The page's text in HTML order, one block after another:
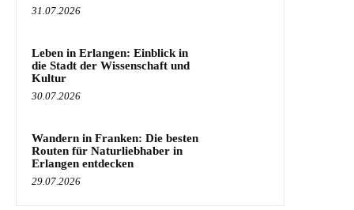
31.07.2026
Leben in Erlangen: Einblick in
die Stadt der Wissenschaft und
Kultur
30.07.2026
Wandern in Franken: Die besten
Routen für Naturliebhaber in
Erlangen entdecken
29.07.2026